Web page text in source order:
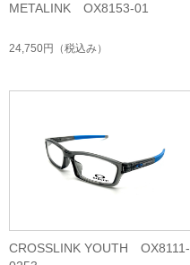
METALINK OX8153-01
24,750円 （税込み）
CROSSLINK YOUTH OX8111-